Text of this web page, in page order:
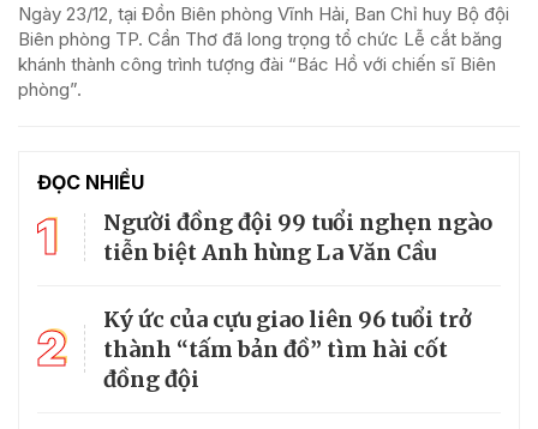
Ngày 23/12, tại Đồn Biên phòng Vĩnh Hải, Ban Chỉ huy Bộ đội
Biên phòng TP. Cần Thơ đã long trọng tổ chức Lễ cắt băng
khánh thành công trình tượng đài “Bác Hồ với chiến sĩ Biên
phòng”.
ĐỌC NHIỀU
1
Người đồng đội 99 tuổi nghẹn ngào
tiễn biệt Anh hùng La Văn Cầu
2
Ký ức của cựu giao liên 96 tuổi trở
thành “tấm bản đồ” tìm hài cốt
đồng đội